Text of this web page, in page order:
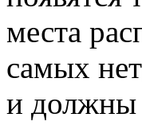
места
самых
и должны